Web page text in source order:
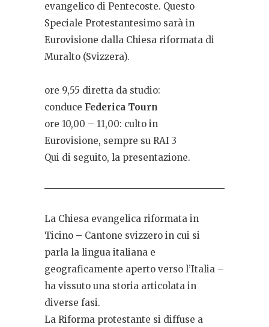
evangelico di Pentecoste. Questo
Speciale Protestantesimo sarà in
Eurovisione dalla Chiesa riformata di
Muralto (Svizzera).
ore 9,55 diretta da studio:
conduce Federica Tourn
ore 10,00 – 11,00: culto in
Eurovisione, sempre su RAI 3
Qui di seguito, la presentazione.
La Chiesa evangelica riformata in
Ticino – Cantone svizzero in cui si
parla la lingua italiana e
geograficamente aperto verso l’Italia –
ha vissuto una storia articolata in
diverse fasi.
La Riforma protestante si diffuse a